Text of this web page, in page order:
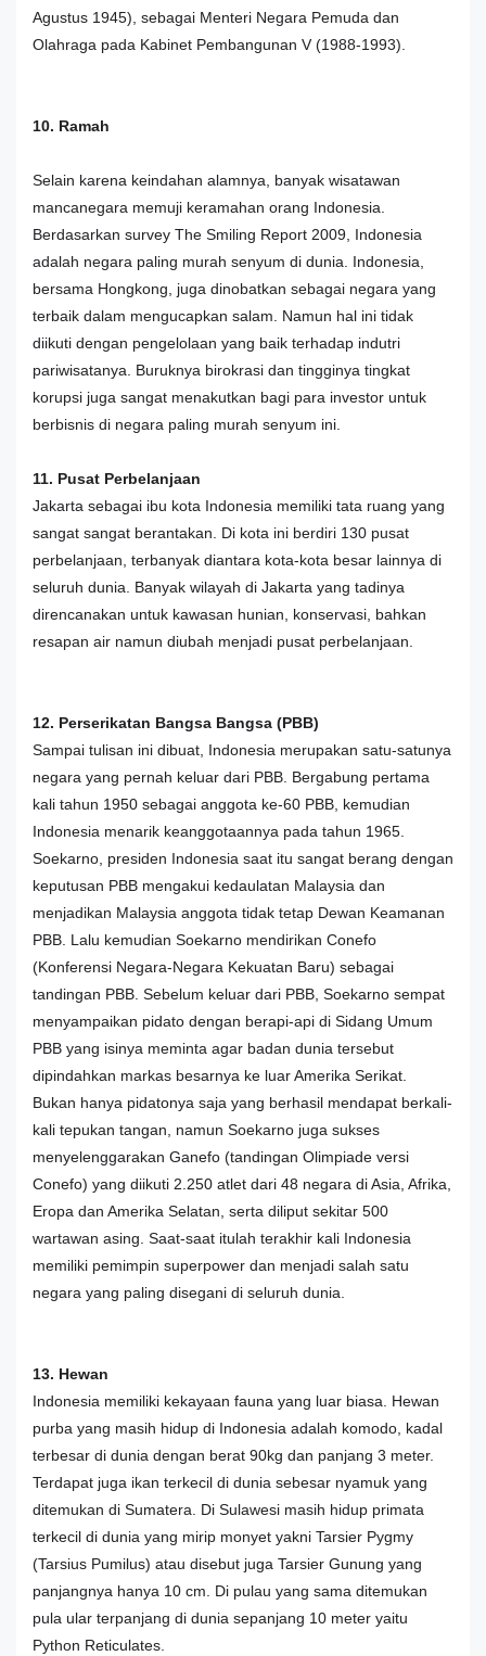
Agustus 1945), sebagai Menteri Negara Pemuda dan
Olahraga pada Kabinet Pembangunan V (1988-1993).
10. Ramah
Selain karena keindahan alamnya, banyak wisatawan
mancanegara memuji keramahan orang Indonesia.
Berdasarkan survey The Smiling Report 2009, Indonesia
adalah negara paling murah senyum di dunia. Indonesia,
bersama Hongkong, juga dinobatkan sebagai negara yang
terbaik dalam mengucapkan salam. Namun hal ini tidak
diikuti dengan pengelolaan yang baik terhadap indutri
pariwisatanya. Buruknya birokrasi dan tingginya tingkat
korupsi juga sangat menakutkan bagi para investor untuk
berbisnis di negara paling murah senyum ini.
11. Pusat Perbelanjaan
Jakarta sebagai ibu kota Indonesia memiliki tata ruang yang
sangat sangat berantakan. Di kota ini berdiri 130 pusat
perbelanjaan, terbanyak diantara kota-kota besar lainnya di
seluruh dunia. Banyak wilayah di Jakarta yang tadinya
direncanakan untuk kawasan hunian, konservasi, bahkan
resapan air namun diubah menjadi pusat perbelanjaan.
12. Perserikatan Bangsa Bangsa (PBB)
Sampai tulisan ini dibuat, Indonesia merupakan satu-satunya
negara yang pernah keluar dari PBB. Bergabung pertama
kali tahun 1950 sebagai anggota ke-60 PBB, kemudian
Indonesia menarik keanggotaannya pada tahun 1965.
Soekarno, presiden Indonesia saat itu sangat berang dengan
keputusan PBB mengakui kedaulatan Malaysia dan
menjadikan Malaysia anggota tidak tetap Dewan Keamanan
PBB. Lalu kemudian Soekarno mendirikan Conefo
(Konferensi Negara-Negara Kekuatan Baru) sebagai
tandingan PBB. Sebelum keluar dari PBB, Soekarno sempat
menyampaikan pidato dengan berapi-api di Sidang Umum
PBB yang isinya meminta agar badan dunia tersebut
dipindahkan markas besarnya ke luar Amerika Serikat.
Bukan hanya pidatonya saja yang berhasil mendapat berkali-
kali tepukan tangan, namun Soekarno juga sukses
menyelenggarakan Ganefo (tandingan Olimpiade versi
Conefo) yang diikuti 2.250 atlet dari 48 negara di Asia, Afrika,
Eropa dan Amerika Selatan, serta diliput sekitar 500
wartawan asing. Saat-saat itulah terakhir kali Indonesia
memiliki pemimpin superpower dan menjadi salah satu
negara yang paling disegani di seluruh dunia.
13. Hewan
Indonesia memiliki kekayaan fauna yang luar biasa. Hewan
purba yang masih hidup di Indonesia adalah komodo, kadal
terbesar di dunia dengan berat 90kg dan panjang 3 meter.
Terdapat juga ikan terkecil di dunia sebesar nyamuk yang
ditemukan di Sumatera. Di Sulawesi masih hidup primata
terkecil di dunia yang mirip monyet yakni Tarsier Pygmy
(Tarsius Pumilus) atau disebut juga Tarsier Gunung yang
panjangnya hanya 10 cm. Di pulau yang sama ditemukan
pula ular terpanjang di dunia sepanjang 10 meter yaitu
Python Reticulates.